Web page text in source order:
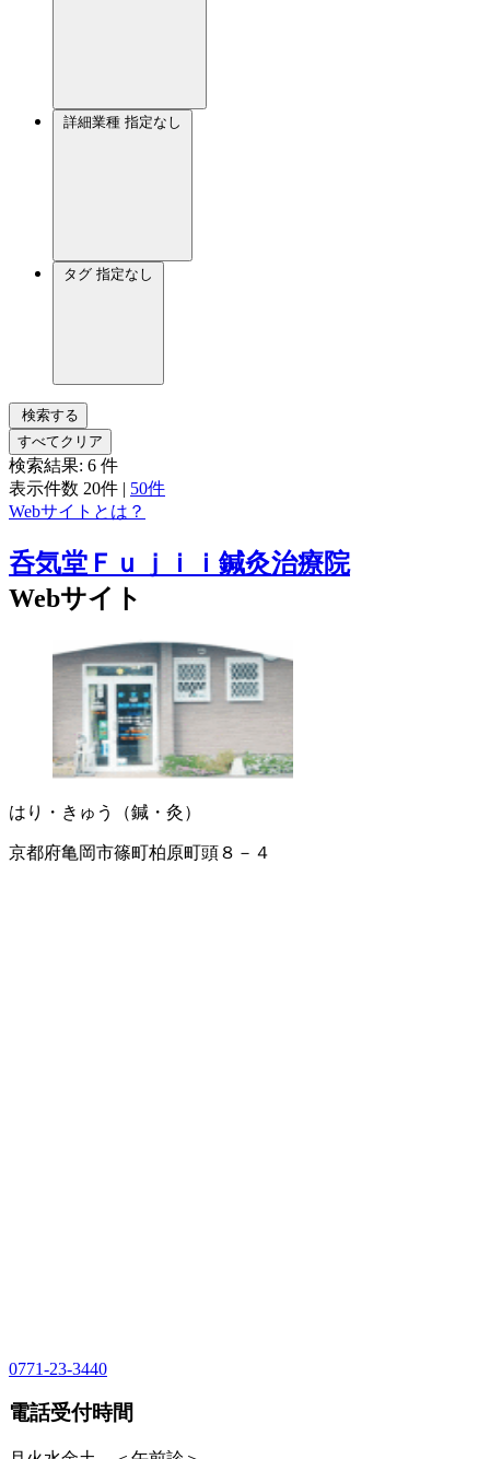
詳細業種 指定なし
タグ 指定なし
検索する
すべてクリア
検索結果: 6 件
表示件数 20件 | 50件
Webサイトとは？
呑気堂Ｆｕｊｉｉ鍼灸治療院
Webサイト
はり・きゅう（鍼・灸）
京都府亀岡市篠町柏原町頭８－４
0771-23-3440
電話受付時間